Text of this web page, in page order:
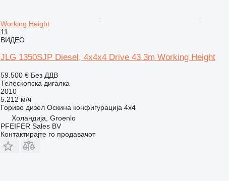
Working Height
11
ВИДЕО
JLG 1350SJP Diesel, 4x4x4 Drive 43.3m Working Height
59.500 € Без ДДВ
Телескопска дигалка
2010
5.212 м/ч
Гориво дизел Оскина конфигурација 4x4
Холандија, Groenlo
PFEIFER Sales BV
Контактирајте го продавачот